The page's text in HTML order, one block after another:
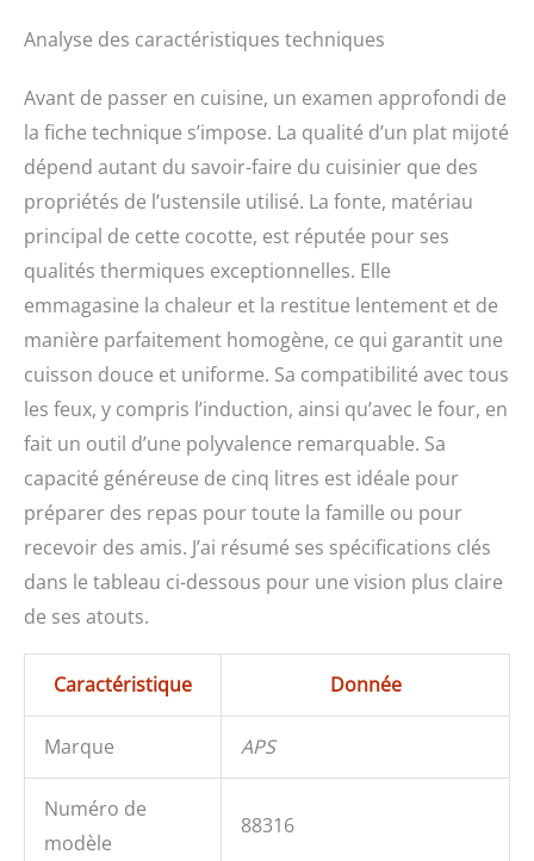
une taille de 33 x 25 cm
17,5 cm (avec couvercle)
Entretien : la cocotte « 5
étoiles » ne passe pas au
lave-vaisselle, mais le
nettoyage à la main est
facile grâce à la
construction en fonte de
qualité supérieure et au
peu d'entretien pour
profiter longtemps de
votre bijou de cuisine.
Analyse des caractéristiques techniques
Avant de passer en cuisine, un examen approfondi de
la fiche technique s’impose. La qualité d’un plat mijoté
dépend autant du savoir-faire du cuisinier que des
propriétés de l’ustensile utilisé. La fonte, matériau
principal de cette cocotte, est réputée pour ses
qualités thermiques exceptionnelles. Elle
emmagasine la chaleur et la restitue lentement et de
manière parfaitement homogène, ce qui garantit une
cuisson douce et uniforme. Sa compatibilité avec tous
les feux, y compris l’induction, ainsi qu’avec le four, en
fait un outil d’une polyvalence remarquable. Sa
capacité généreuse de cinq litres est idéale pour
préparer des repas pour toute la famille ou pour
recevoir des amis. J’ai résumé ses spécifications clés
dans le tableau ci-dessous pour une vision plus claire
de ses atouts.
Caractéristique Donnée
Marque APS
Numéro de
modèle
88316